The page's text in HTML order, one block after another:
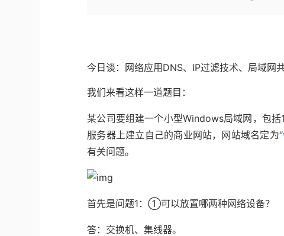
今日谈：网络应用DNS、IP过滤技术、局域网
我们来看这样一道题目：
某公司要组建一个小型Windows局域网，包
服务器上建立自己的商业网站，网站域名定为“
有关问题。
首先是问题1：①可以放置哪两种网络设备？
答：交换机、集线器。